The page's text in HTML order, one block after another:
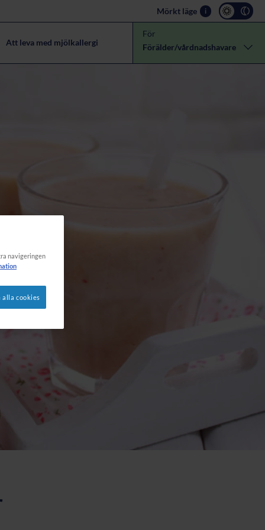
Mörkt läge i
Att leva med mjölkallergi
För
Förälder/vårdnadshavare
navigeringen
alla cookies